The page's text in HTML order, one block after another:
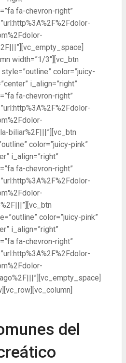
fa-chevron-right”
width=”1/3″][vc_btn
color=”juicy-
i_align=”right”
fa-chevron-right”
biliar%2F|||”][vc_btn
color=”juicy-pink”
i_align=”right”
fa-chevron-right”
color=”juicy-pink”
i_align=”right”
fa-chevron-right”
del